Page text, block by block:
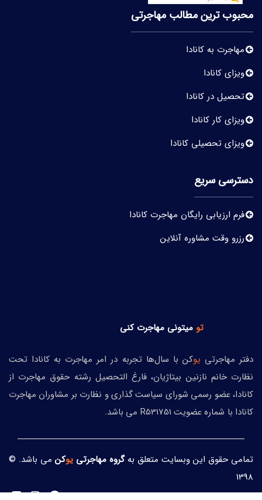
محبوب ترین مطالب مهاجرتی
مهاجرت به کانادا
ویزای کانادا
تحصیل در کانادا
ویزای کار کانادا
ویزای تحصیلی کانادا
دسترسی سریع
فرم ارزیابی رایگان مهاجرت کانادا
رزرو وقت مشاوره آنلاین
تو میتونی مهاجرت کنی
دفتر مهاجرتی یوکن با سال‌ها تجربه در امر مهاجرت به کانادا تحت
نظارت خانم نازنین بیتاژیان، فارغ التحصیل رشته حقوق مهاجرت از
کانادا، عضو رسمی شورای سیاست گذاری و نظارت بر مشاوران مهاجرت
کانادا با شماره عضویت R531751 می باشد.
تمامی حقوق این وبسایت متعلق بهگروه مهاجرتی یوکن می باشد. ©
1398